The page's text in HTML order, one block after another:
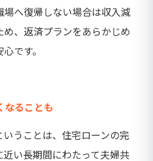
場へ復帰しない場合は収入減
、返済プランをあらかじめ
です。
なることも
うことは、住宅ローンの完
い長期間にわたって夫婦共